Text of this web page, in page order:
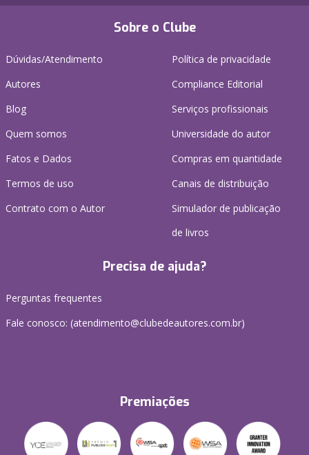
Sobre o Clube
Dúvidas/Atendimento
Autores
Blog
Quem somos
Fatos e Dados
Termos de uso
Contrato com o Autor
Política de privacidade
Compliance Editorial
Serviços profissionais
Universidade do autor
Compras em quantidade
Canais de distribuição
Simulador de publicação
de livros
Precisa de ajuda?
Perguntas frequentes
Fale conosco: (atendimento@clubedeautores.com.br)
Premiações